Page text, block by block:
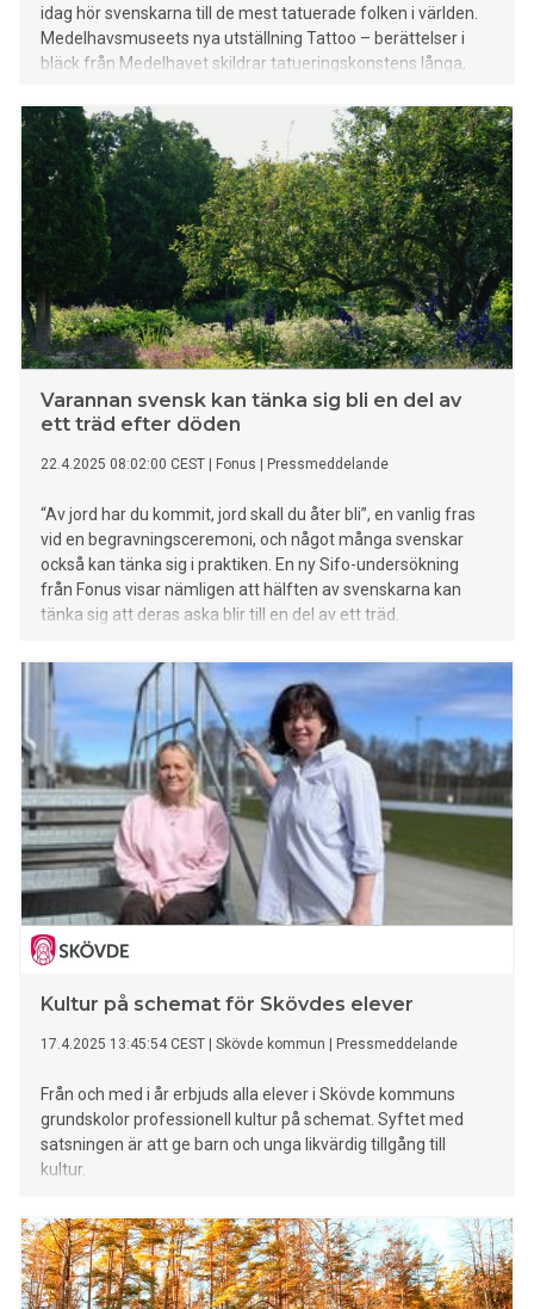
idag hör svenskarna till de mest tatuerade folken i världen.
Medelhavsmuseets nya utställning Tattoo – berättelser i
bläck från Medelhavet skildrar tatueringskonstens långa,
ritualer till dagens personliga uttryck. Tattoo öppnar fredag
13 juni. Att dekorera sin kropp med bläck är inget nytt
fenomen, tatueringar har förekommit i Medelhavsregionen
sedan antikens kulturer. Ismannen Ötzi - som levde för över
5000 år sedan - kan vara tatueringskonsten tidigaste
företrädare med sina 61 tatueringar. Motiv har hittats på
mumifierade kroppar från det forntida Egypten. I Jerusalem
tatuerade kristna pilgrimer sig och där finns också världens
äldsta tatueringsstudio. Tattoo är en utställning från Milano
med tillägg ur de samlingar Världskulturmuseerna förvaltar.
Här utforskas hur tatueringars betydelser har förändrats i
Medelhavsregionen. Genom historien har många människor
val
Varannan svensk kan tänka sig bli en del av
ett träd efter döden
22.4.2025 08:02:00 CEST Fonus Pressmeddelande
“Av jord har du kommit, jord skall du åter bli”, en vanlig fras
vid en begravningsceremoni, och något många svenskar
också kan tänka sig i praktiken. En ny Sifo-undersökning
från Fonus visar nämligen att hälften av svenskarna kan
tänka sig att deras aska blir till en del av ett träd.
Kultur på schemat för Skövdes elever
17.4.2025 13:45:54 CEST Skövde kommun Pressmeddelande
Från och med i år erbjuds alla elever i Skövde kommuns
grundskolor professionell kultur på schemat. Syftet med
satsningen är att ge barn och unga likvärdig tillgång till
kultur.